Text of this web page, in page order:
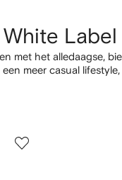
met het alledaagse,
meer casual
op